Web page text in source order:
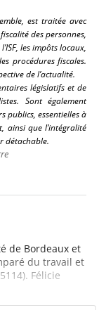
est traitée avec
des personnes,
les impôts locaux,
procédures fiscales.
de l’actualité.
législatifs et de
Sont également
publics, essentielles à
ainsi que l’intégralité
détachable.
de Bordeaux et
du travail et
Félicie